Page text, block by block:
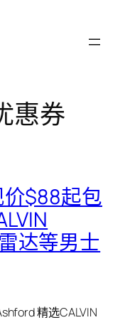
惠券
$88起包
达等男士
精选CALVIN